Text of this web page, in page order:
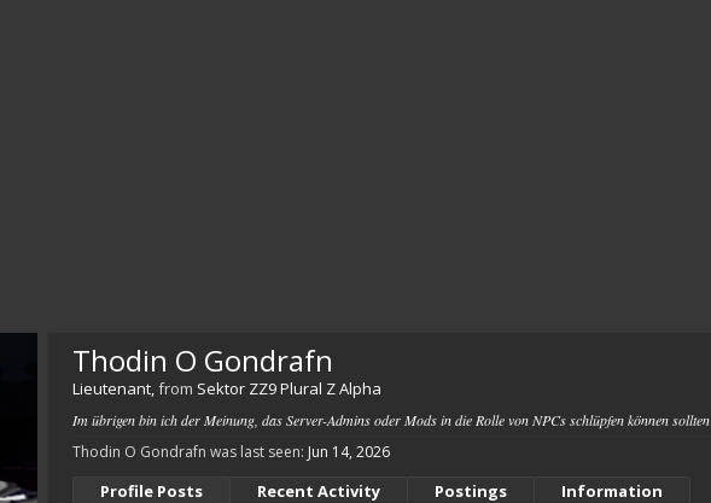
Thodin O Gondrafn
Lieutenant,from Sektor ZZ9 Plural Z Alpha
Im übrigen bin ich der Meinung, das Server-Admins oder Mods in die Rolle von NPCs schlüpfen können
Thodin O Gondrafn was last seen: Jun 14, 2026
Profile Posts Recent Activity Postings
Information